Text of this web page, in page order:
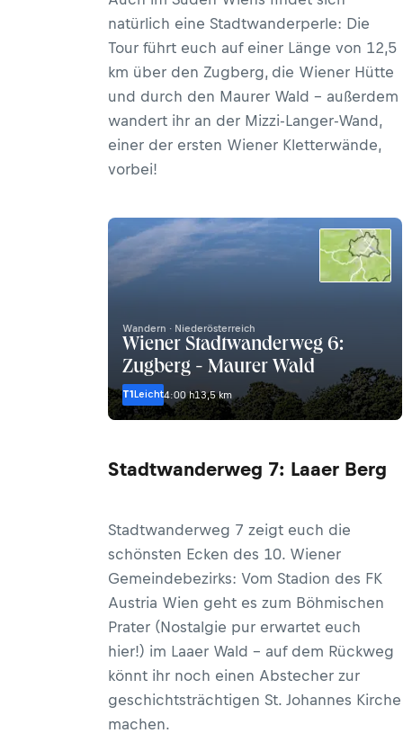
natürlich eine Stadtwanderperle: Die
Tour führt euch auf einer Länge von 12,5
km über den Zugberg, die Wiener Hütte
und durch den Maurer Wald – außerdem
wandert ihr an der Mizzi-Langer-Wand,
einer der ersten Wiener Kletterwände,
vorbei!
Wandern · Niederösterreich
Wiener Stadtwanderweg 6:
Zugberg - Maurer Wald
T1Leicht4:00 h13,5 km
Stadtwanderweg 7: Laaer Berg
Stadtwanderweg 7 zeigt euch die
schönsten Ecken des 10. Wiener
Gemeindebezirks: Vom Stadion des FK
Austria Wien geht es zum Böhmischen
Prater (Nostalgie pur erwartet euch
hier!) im Laaer Wald – auf dem Rückweg
könnt ihr noch einen Abstecher zur
geschichtsträchtigen St. Johannes Kirche
machen.